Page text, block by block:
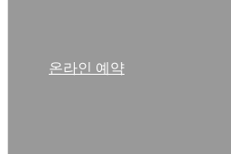
온라인 예약